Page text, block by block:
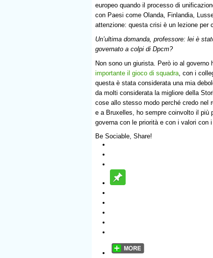
europeo quando il processo di
con Paesi come Olanda, Finlandia,
attenzione: questa crisi è un lezione per
Un’ultima domanda, professore: lei è
governato a colpi di Dpcm?
Non sono un giurista. Però io al
importante il gioco di squadra, con i
questa è stata considerata una mia
da molti considerata la migliore della
cose allo stesso modo perché credo nel
e a Bruxelles, ho sempre coinvolto il più
governa con le priorità e con i valori con
Be Sociable, Share!